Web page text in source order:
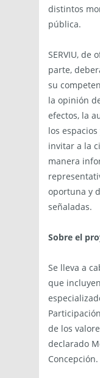
distintos
pública.
SERVIU, de
parte,
su
la opinión
efectos, la
los
invitar a la
manera
oportuna y
señaladas.
Sobre el
Se lleva a
que
de los
declarado
Concepción.